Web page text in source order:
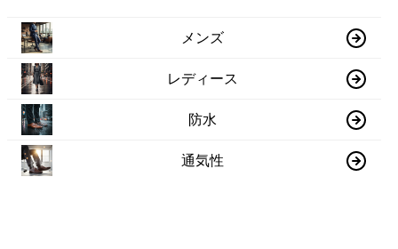
メンズ
レディース
防水
通気性